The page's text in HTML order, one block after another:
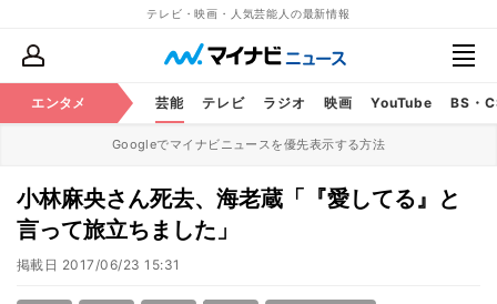
テレビ・映画・人気芸能人の最新情報
エンタメ 芸能 テレビ ラジオ 映画 YouTube BS・
Googleでマイナビニュースを優先表示する方法
小林麻央さん死去、海老蔵「『愛してる』と
言って旅立ちました」
掲載日 2017/06/23 15:31